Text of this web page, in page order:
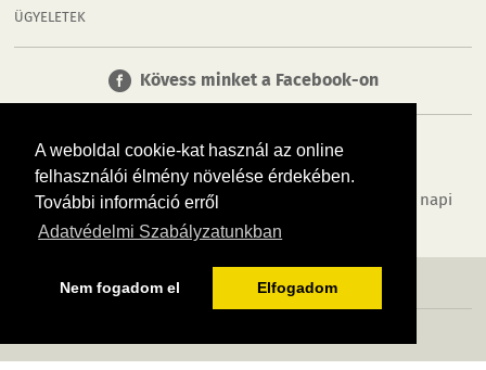
A weboldal cookie-kat használ az online
felhasználói élmény növelése érdekében.
További információ erről
Adatvédelmi Szabályzatunkban
Nem fogadom el Elfogadom
ÜGYELETEK
Kövess minket a Facebook-on
Tudj meg többet városodról! Hírek, programok, képek, napi
menü, cégek…. és minden, ami Győr
MÉDIAAJÁNLÓ ADATVÉDELEM IMPRESSZUM RÓLUNK